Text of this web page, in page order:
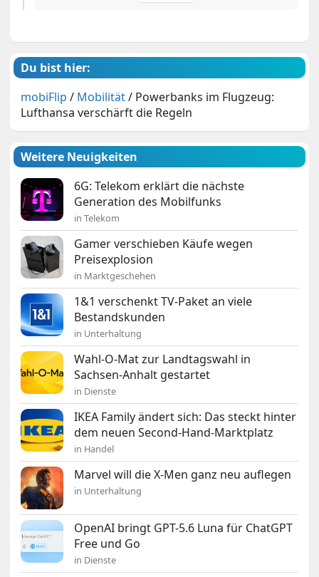
Du bist hier:
mobiFlip / Mobilität/ Powerbanks im Flugzeug:
Lufthansa verschärft die Regeln
Weitere Neuigkeiten
6G: Telekom erklärt die nächste
Generation des Mobilfunks
in Telekom
Gamer verschieben Käufe wegen
Preisexplosion
in Marktgeschehen
1&1 verschenkt TV-Paket an viele
Bestandskunden
in Unterhaltung
Wahl-O-Mat zur Landtagswahl in
Sachsen-Anhalt gestartet
in Dienste
IKEA Family ändert sich: Das steckt hinter
dem neuen Second-Hand-Marktplatz
in Handel
Marvel will die X-Men ganz neu auflegen
in Unterhaltung
OpenAI bringt GPT-5.6 Luna für ChatGPT
Free und Go
in Dienste